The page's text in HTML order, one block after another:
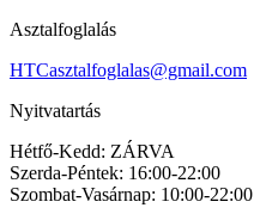
Asztalfoglalás
HTCasztalfoglalas@gmail.com
Nyitvatartás
Hétfő-Kedd: ZÁRVA
Szerda-Péntek: 16:00-22:00
Szombat-Vasárnap: 10:00-22:00